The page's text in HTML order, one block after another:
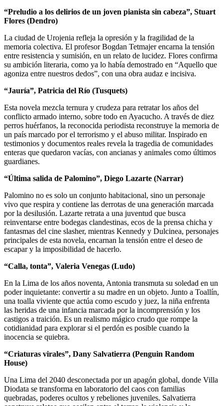
“Preludio a los delirios de un joven pianista sin cabeza”, Stuart
Flores (Dendro)
La ciudad de Urojenia refleja la opresión y la fragilidad de la
memoria colectiva. El profesor Bogdan Tetmajer encarna la tensión
entre resistencia y sumisión, en un relato de lucidez. Flores confirma
su ambición literaria, como ya lo había demostrado en “Aquello que
agoniza entre nuestros dedos”, con una obra audaz e incisiva.
“Jauría”, Patricia del Río (Tusquets)
Esta novela mezcla ternura y crudeza para retratar los años del
conflicto armado interno, sobre todo en Ayacucho. A través de diez
perros huérfanos, la reconocida periodista reconstruye la memoria de
un país marcado por el terrorismo y el abuso militar. Inspirado en
testimonios y documentos reales revela la tragedia de comunidades
enteras que quedaron vacías, con ancianas y animales como últimos
guardianes.
“Última salida de Palomino”, Diego Lazarte (Narrar)
Palomino no es solo un conjunto habitacional, sino un personaje
vivo que respira y contiene las derrotas de una generación marcada
por la desilusión. Lazarte retrata a una juventud que busca
reinventarse entre bodegas clandestinas, ecos de la prensa chicha y
fantasmas del cine slasher, mientras Kennedy y Dulcinea, personajes
principales de esta novela, encarnan la tensión entre el deseo de
escapar y la imposibilidad de hacerlo.
“Calla, tonta”, Valeria Venegas (Ludo)
En la Lima de los años noventa, Antonia transmuta su soledad en un
poder inquietante: convertir a su madre en un objeto. Junto a Toallín,
una toalla viviente que actúa como escudo y juez, la niña enfrenta
las heridas de una infancia marcada por la incomprensión y los
castigos a traición. Es un realismo mágico crudo que rompe la
cotidianidad para explorar si el perdón es posible cuando la
inocencia se quiebra.
“Criaturas virales”, Dany Salvatierra (Penguin Random
House)
Una Lima del 2040 desconectada por un apagón global, donde Villa
Diodata se transforma en laboratorio del caos con familias
quebradas, poderes ocultos y rebeliones juveniles. Salvatierra